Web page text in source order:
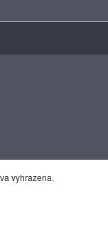
vyhrazena.